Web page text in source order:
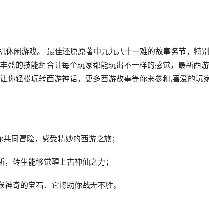
休闲游戏。 最佳还原原著中九九八十一难的故事务节，特别
盛的技能组合让每个玩家都能玩出不一样的感觉，最新西
你轻松玩转西游神话，更多西游故事等你来参和,喜爱的玩
同冒险，感受精妙的西游之旅；
转生能够觉醒上古神仙之力；
奇的宝石，它将助你战无不胜。